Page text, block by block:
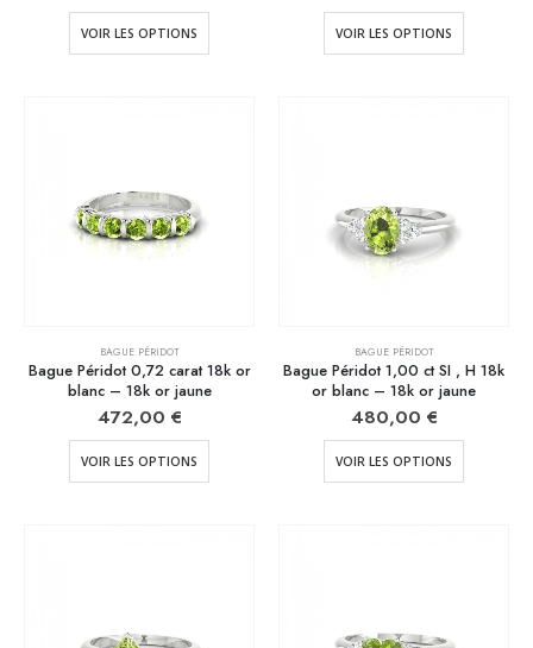
VOIR LES OPTIONS VOIR LES OPTIONS
BAGUE PÉRIDOT
Bague Péridot 0,72 carat 18k or
blanc – 18k or jaune
472,00 €
VOIR LES OPTIONS
BAGUE PÉRIDOT
Bague Péridot 1,00 ct SI , H 18k
or blanc – 18k or jaune
480,00 €
VOIR LES OPTIONS